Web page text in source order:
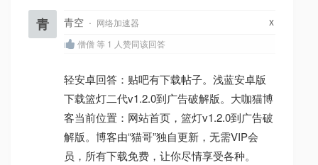
青 青空 · 网络加速器 x
僧僧 等 1 人赞同该回答
轻安卓回答：贴吧有下载帖子。浅蓝安卓版
下载篮灯二代v1.2.0到广告破解版。大咖猫博
客当前位置：网站首页，篮灯v1.2.0到广告破
解版。博客由“猫哥”独自更新，无需VIP会
员，所有下载免费，让你尽情享受各种。